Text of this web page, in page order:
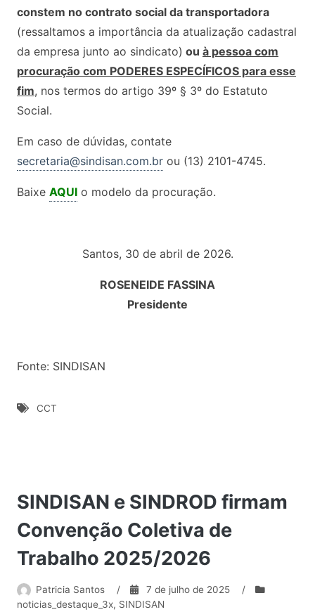
constem no contrato social da transportadora
(ressaltamos a importância da atualização cadastral
da empresa junto ao sindicato) ou à pessoa com
procuração com PODERES ESPECÍFICOS para esse
fim, nos termos do artigo 39º § 3º do Estatuto
Social.
Em caso de dúvidas, contate
secretaria@sindisan.com.br ou (13) 2101-4745.
Baixe AQUI o modelo da procuração.
Santos, 30 de abril de 2026.
ROSENEIDE FASSINA
Presidente
Fonte: SINDISAN
CCT
SINDISAN e SINDROD firmam
Convenção Coletiva de
Trabalho 2025/2026
Patricia Santos / 7 de julho de 2025
/
noticias_destaque_3x, SINDISAN